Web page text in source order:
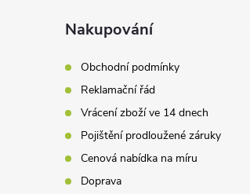
Nakupování
Obchodní podmínky
Reklamační řád
Vrácení zboží ve 14 dnech
Pojištění prodloužené záruky
Cenová nabídka na míru
Doprava